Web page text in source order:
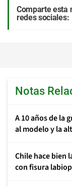
Comparte esta
redes sociales:
Notas
A 10 años de la
al modelo y la
Chile hace bien
con fisura